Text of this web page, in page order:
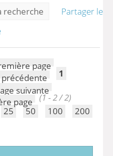
recherche
Partager le
1
(1 - 2 / 2)
25 50 100 200